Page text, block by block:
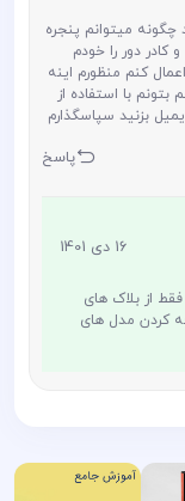
میتوانم پنجره
دور را خودم
کنم منظورم اینه
با استفاده از
پاسخ
16 دی 1401
از بلاک های
کردن مدل های